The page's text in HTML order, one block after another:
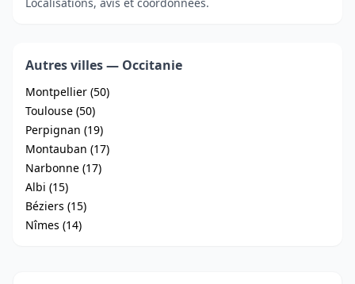
Autres villes — Occitanie
Montpellier (50)
Toulouse (50)
Perpignan (19)
Montauban (17)
Narbonne (17)
Albi (15)
Béziers (15)
Nîmes (14)